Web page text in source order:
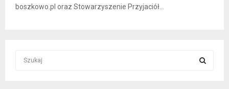
boszkowo.pl oraz Stowarzyszenie Przyjaciół...